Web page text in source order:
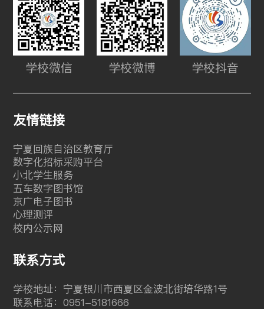
学校微信 学校微博 学校抖音
友情链接
宁夏回族自治区教育厅
数字化招标采购平台
小北学生服务
五车数字图书馆
京广电子图书
心理测评
校内公示网
联系方式
学校地址：宁夏银川市西夏区金波北街培华路1号
联系电话：0951-5181666